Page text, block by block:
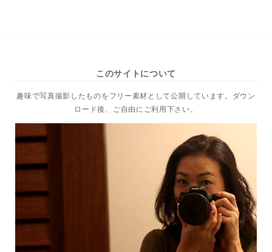
このサイトについて
趣味で写真撮影したものをフリー素材として公開しています。ダウン
ロード後、ご自由にご利用下さい。